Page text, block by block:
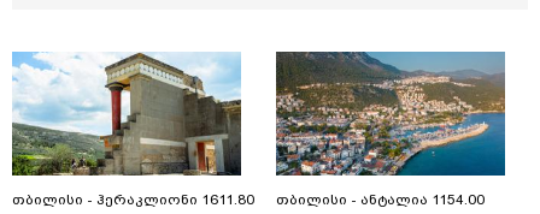
თბილისი - ჰერაკლიონი 1611.80
თბილისი - ანტალია 1154.00